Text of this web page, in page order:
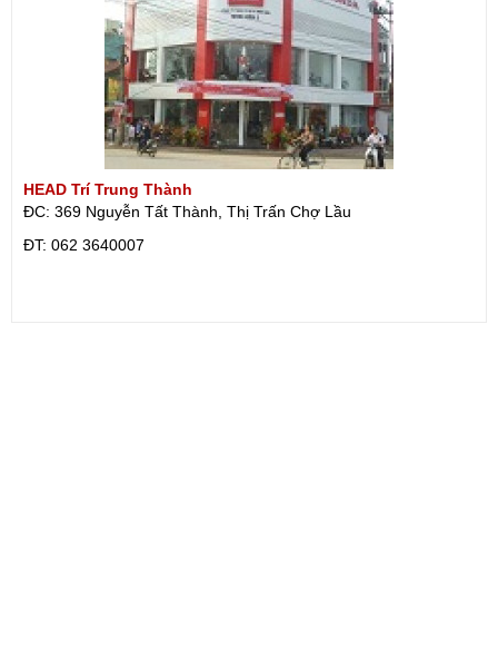
HEAD Trí Trung Thành
ĐC: 369 Nguyễn Tất Thành, Thị Trấn Chợ Lầu
ÐT: 062 3640007